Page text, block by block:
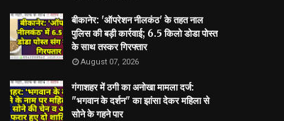
बीकानेर: 'ऑपरेशन नीलकंठ' के तहत नाल
पुलिस की बड़ी कार्रवाई; 6.5 किलो डोडा पोस्त
के साथ तस्कर गिरफ्तार
August 07, 2026
गंगाशहर में ठगी का अनोखा मामला दर्ज:
"भगवान के दर्शन" का झांसा देकर महिला से
सोने के गहने पार